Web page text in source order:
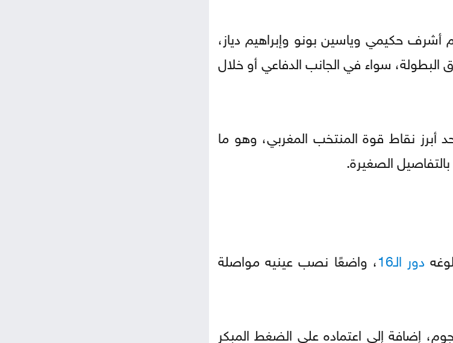
حكيمي وياسين بونو وإبراهيم دياز،
سواء في الجانب الدفاعي أو خلال
أبرز نقاط قوة المنتخب المغربي، وهو ما
الصغيرة.
دور الـ16
، واضعًا نصب عينيه مواصلة
إضافة إلى اعتماده على الضغط المبكر